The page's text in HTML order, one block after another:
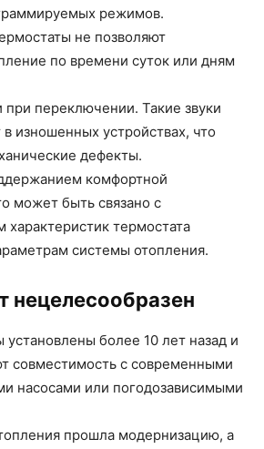
режимов.
не позволяют
по времени суток или дням
переключении. Такие звуки
в изношенных устройствах, что
дефекты.
комфортной
может быть связано с
характеристик термостата
системы отопления.
нецелесообразен
установлены более 10 лет назад и
совместимость с современными
насосами или погодозависимыми
прошла модернизацию, а